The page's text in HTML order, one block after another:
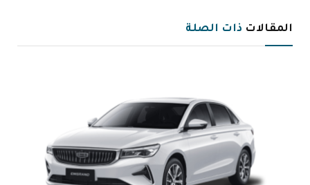
المقالات ذات الصلة